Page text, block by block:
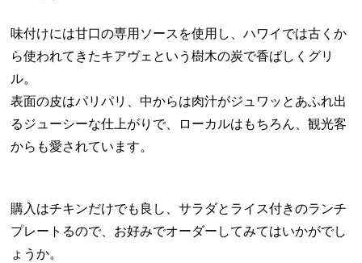
味付けには甘口の専用ソースを使用し、ハワイでは古くか
ら使われてきたキアヴェという樹木の炭で香ばしくグリ
ル。
表面の皮はパリパリ、中からは肉汁がジュワッとあふれ出
るジューシーな仕上がりで、ローカルはもちろん、観光客
からも愛されています。
購入はチキンだけでも良し、サラダとライス付きのランチ
プレートるので、お好みでオーダーしてみてはいかがでし
ょうか。